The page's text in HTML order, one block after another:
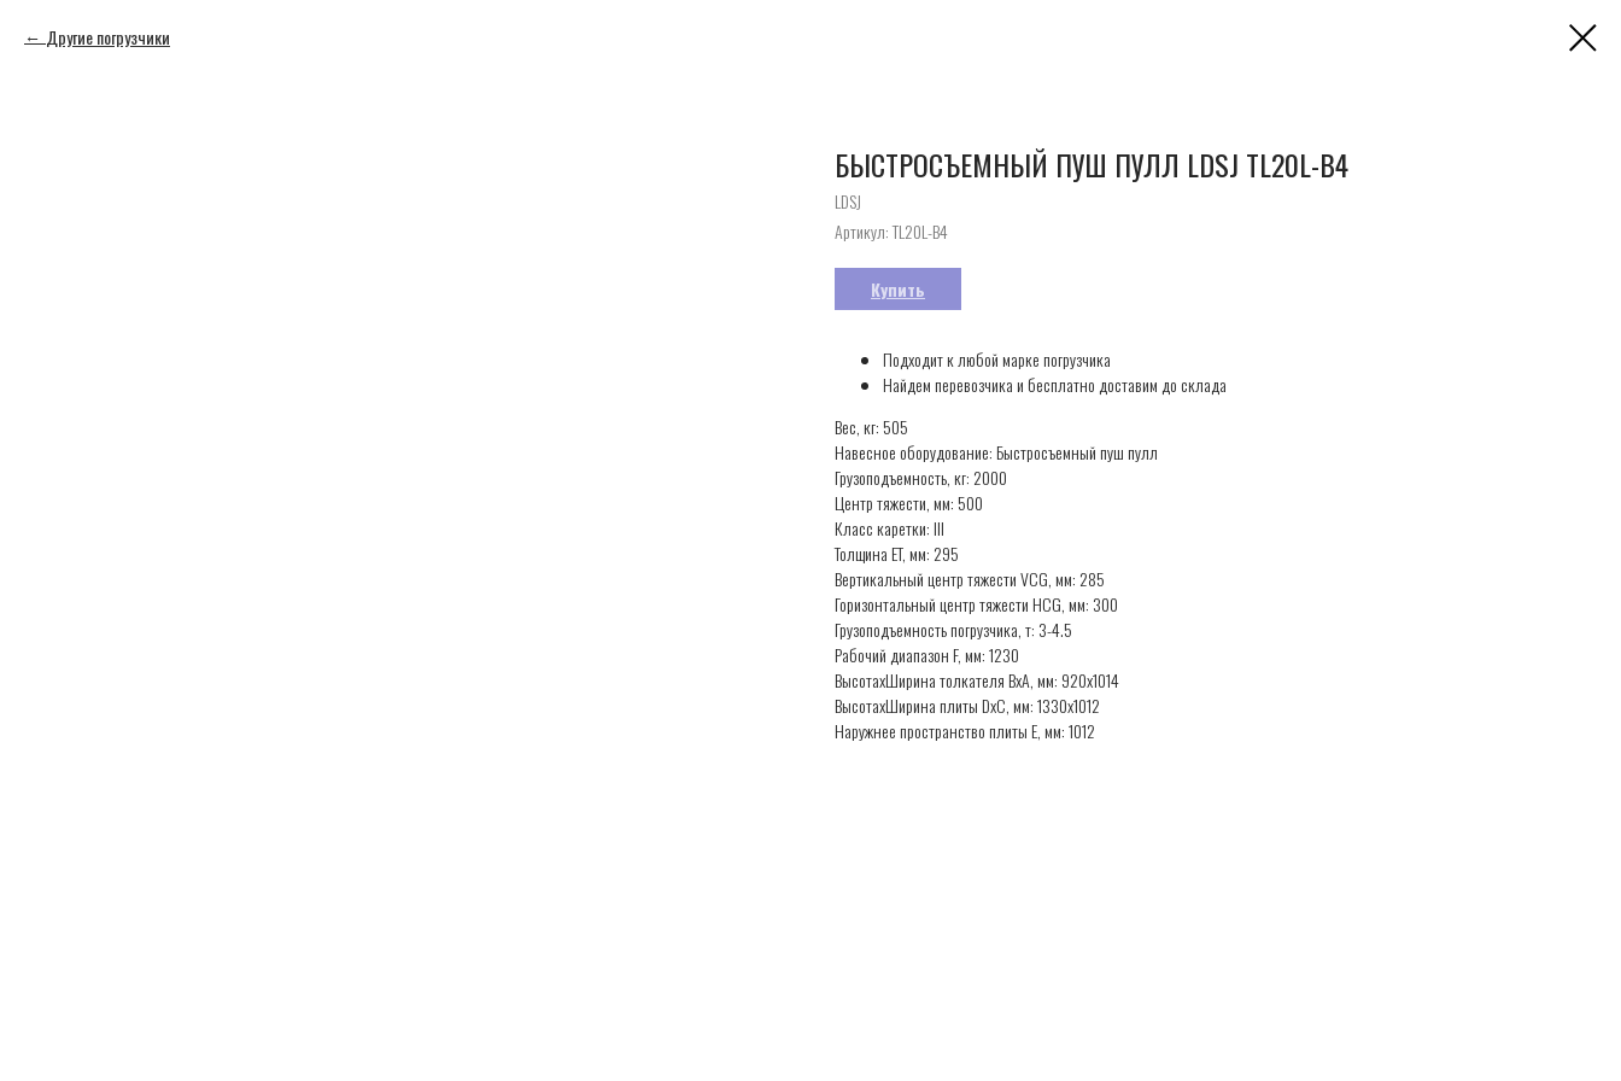
Другие погрузчики
БЫСТРОСЪЕМНЫЙ ПУШ ПУЛЛ LDSJ TL20L-B4
LDSJ
Артикул:TL20L-B4
Купить
Подходит к любой марке погрузчика
Найдем перевозчика и бесплатно доставим до склада
Вес, кг: 505
Навесное оборудование: Быстросъемный пуш пулл
Грузоподъемность, кг: 2000
Центр тяжести, мм: 500
Класс каретки: III
Толщина ET, мм: 295
Вертикальный центр тяжести VCG, мм: 285
Горизонтальный центр тяжести HCG, мм: 300
Грузоподъемность погрузчика, т: 3-4.5
Рабочий диапазон F, мм: 1230
ВысотаxШирина толкателя BxA, мм: 920x1014
ВысотаxШирина плиты DxC, мм: 1330x1012
Наружнее пространство плиты E, мм: 1012